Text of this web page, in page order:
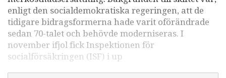
enligt den socialdemokratiska regeringen, att de
tidigare bidragsformerna hade varit oförändrade
sedan 70-talet och behövde moderniseras. I
november ifjol fick Inspektionen för
socialförsäkringen (ISF) i up